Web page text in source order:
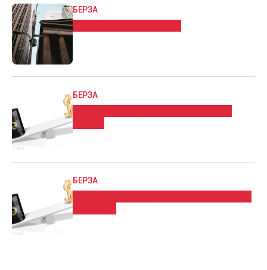
БЕРЗА
БЕРЗА
БЕРЗА
пораснаа